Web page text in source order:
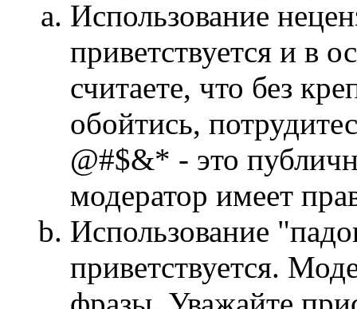
Использование
приветствуется и в
считаете, что без
обойтись,
@#$&* - это
модератор имеет
Использование
приветствуется.